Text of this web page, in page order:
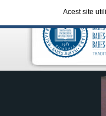
Acest site